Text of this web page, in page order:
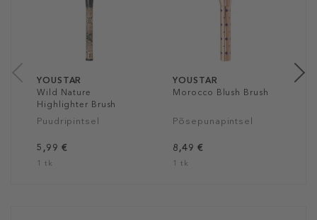
YOUSTAR
Wild Nature
Highlighter Brush
Puudripintsel
5,99 €
1 tk
YOUSTAR
Morocco Blush Brush
Põsepunapintsel
8,49 €
1 tk